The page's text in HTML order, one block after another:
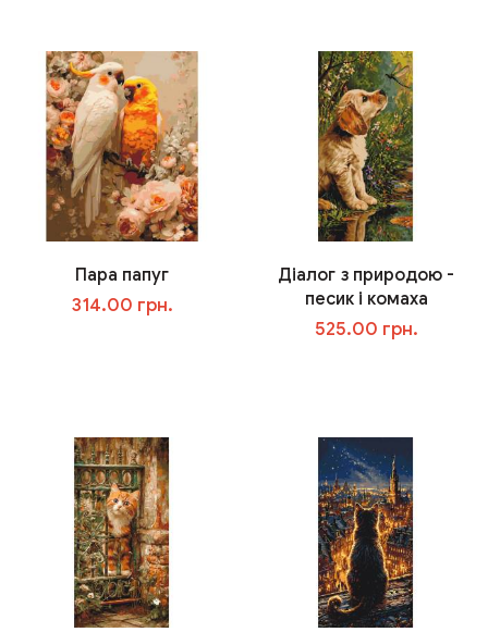
Пара папуг
314.00 грн.
Діалог з природою -
песик і комаха
525.00 грн.